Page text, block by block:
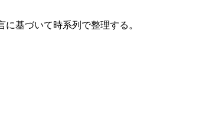
基づいて時系列で整理する。